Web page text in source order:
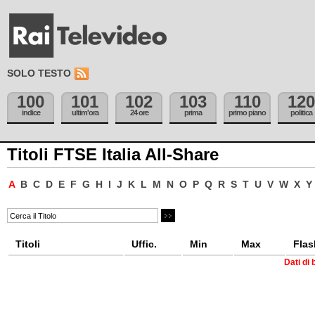
SOLO TESTO
100
indice
101
ultim'ora
102
24 ore
103
prima
110
primo piano
120
politica
Titoli FTSE Italia All-Share
A B C D E F G H I J K L M N O P Q R S T U V W X Y
Titoli Uffic. Min Max
Dati di